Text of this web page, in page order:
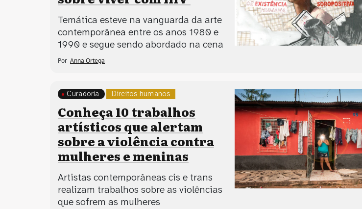
Temática esteve na vanguarda da arte
contemporânea entre os anos 1980 e
1990 e segue sendo abordado na cena
Por Anna Ortega
Curadoria
Direitos humanos
Processos artísticos
Conheça 10 trabalhos
artísticos que alertam
sobre a violência contra
mulheres e meninas
Artistas contemporâneas cis e trans
realizam trabalhos sobre as violências
que sofrem as mulheres